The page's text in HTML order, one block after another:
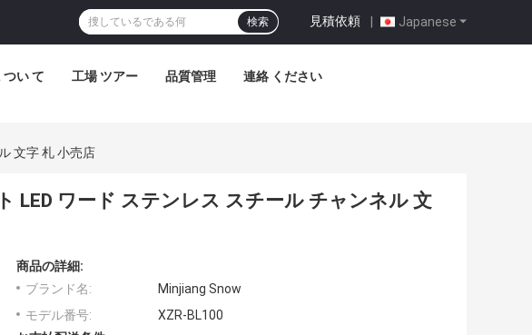
Japanese
見積依頼 |
検索
つい て 工場 ツアー 品質管理 連絡 ください
文字 札 小売店
LED ワード ステンレス スチール チャンネル 文
商品の詳細:
ブランド名:
Minjiang Snow
モデル番号:
XZR-BL100